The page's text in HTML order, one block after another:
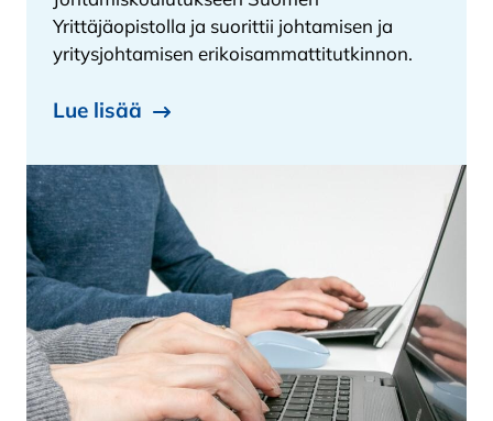
Yrittäjäopistolla ja suorittii johtamisen ja
yritysjohtamisen erikoisammattitutkinnon.
Lue lisää